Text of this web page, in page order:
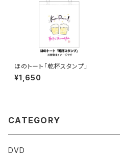
ほのトート「乾杯スタンプ」
¥1,650
CATEGORY
DVD